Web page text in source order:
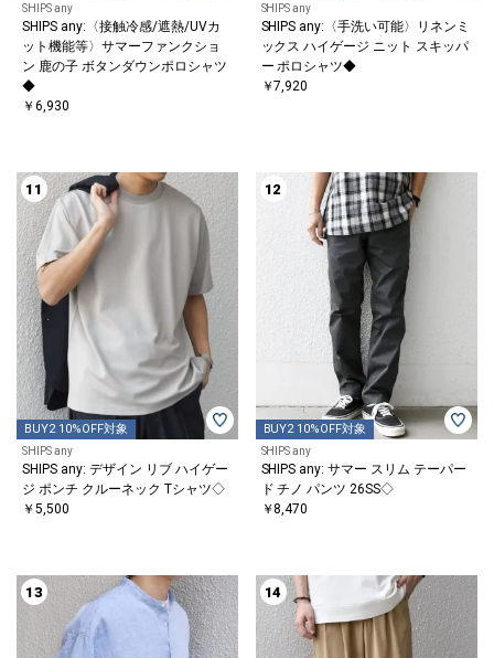
SHIPS any
SHIPS any:〈接触冷感/遮熱/UVカ
ット機能等〉サマーファンクショ
ン 鹿の子 ボタンダウンポロシャツ
◆
￥6,930
SHIPS any
SHIPS any:〈手洗い可能〉リネンミ
ックス ハイゲージ ニット スキッパ
ー ポロシャツ◆
￥7,920
BUY2 10%OFF対象
11
SHIPS any
SHIPS any: デザイン リブ ハイゲー
ジ ポンチ クルーネック Tシャツ◇
￥5,500
BUY2 10%OFF対象
12
SHIPS any
SHIPS any: サマー スリム テーパー
ド チノ パンツ 26SS◇
￥8,470
13 14